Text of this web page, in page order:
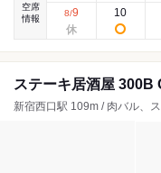
空席
情報
8/9 10
ステーキ居酒屋 300B
新宿西口駅 109m / 肉バル、